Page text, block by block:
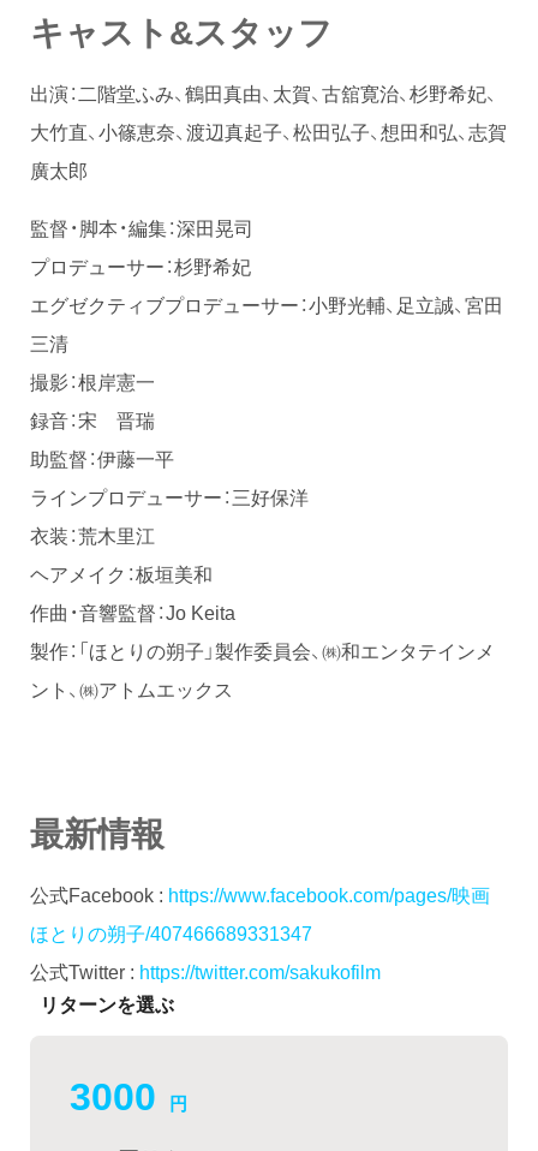
キャスト&スタッフ
出演：二階堂ふみ、鶴田真由、太賀、古舘寛治、杉野希妃、
大竹直、小篠恵奈、渡辺真起子、松田弘子、想田和弘、志賀
廣太郎
監督・脚本・編集：深田晃司
プロデューサー：杉野希妃
エグゼクティブプロデューサー：小野光輔、足立誠、宮田
三清
撮影：根岸憲一
録音：宋 晋瑞
助監督：伊藤一平
ラインプロデューサー：三好保洋
衣装：荒木里江
ヘアメイク：板垣美和
作曲・音響監督：Jo Keita
製作：「ほとりの朔子」製作委員会、㈱和エンタテインメ
ント、㈱アトムエックス
最新情報
公式Facebook : https://www.facebook.com/pages/映画
ほとりの朔子/407466689331347
公式Twitter : https://twitter.com/sakukofilm
リターンを選ぶ
3000 円